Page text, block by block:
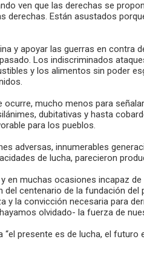
ven que las derechas se
Están asustados
y apoyar las guerras en contra
Los indiscriminados
y los alimentos sin poder
mucho menos para
dubitativas y hasta
para los pueblos.
adversas, innumerables
de lucha, parecieron
en muchas ocasiones incapaz
centenario de la fundación del
y la convicción necesaria para
olvidado- la fuerza de
presente es de lucha, el futuro